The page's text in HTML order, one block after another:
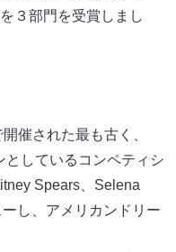
３部門を受賞しまし
催された最も古く、
しているコンペティシ
Spears、Selena
し、アメリカンドリー